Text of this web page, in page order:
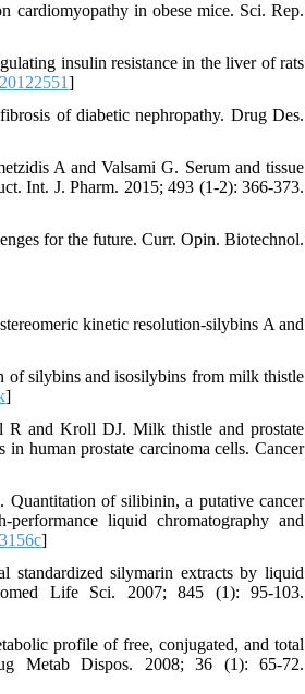
in obese mice. Sci. Rep.
insulin resistance in the liver of rats
]
of diabetic nephropathy. Drug Des.
A and Valsami G. Serum and tissue
Int. J. Pharm. 2015; 493 (1-2): 366-373.
for the future. Curr. Opin. Biotechnol.
kinetic resolution-silybins A and
silybins and isosilybins from milk thistle
]
and Kroll DJ. Milk thistle and prostate
human prostate carcinoma cells. Cancer
of silibinin, a putative cancer
liquid chromatography and
]
standardized silymarin extracts by liquid
Life Sci. 2007; 845 (1): 95-103.
profile of free, conjugated, and total
Metab Dispos. 2008; 36 (1): 65-72.